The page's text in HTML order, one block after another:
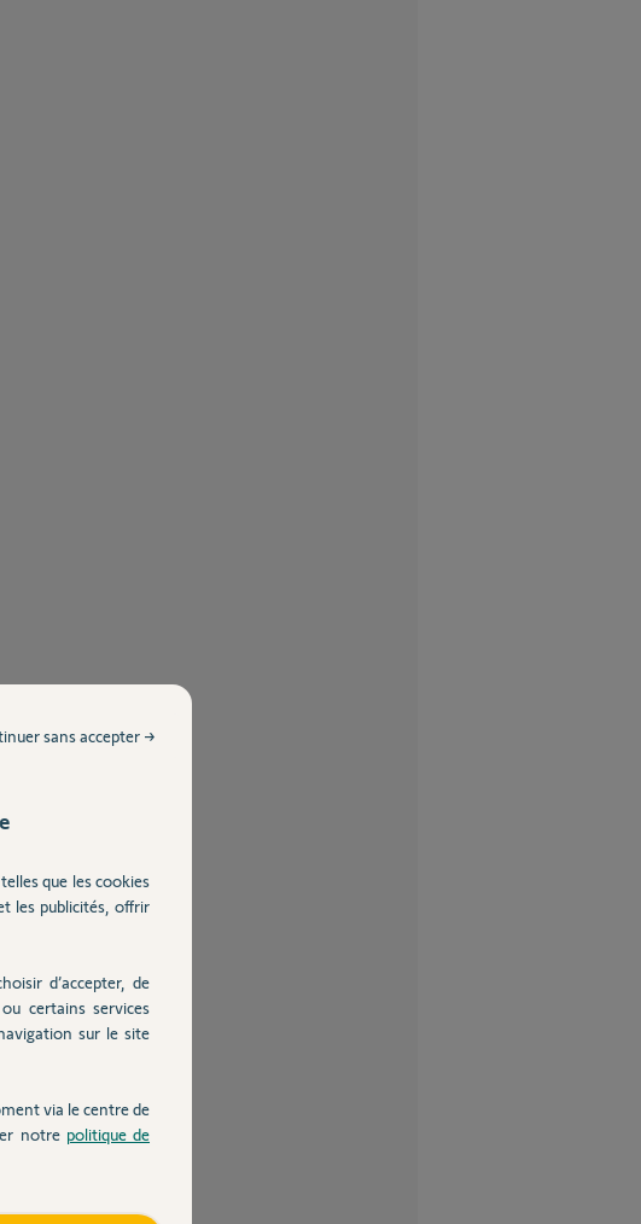
que les cookies
les publicités, offrir
d’accepter, de
certains services
sur le site
via le centre de
notre politique de
sans accepter →